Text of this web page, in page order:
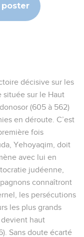
décisive sur les
située sur le Haut
(605 à 562)
en déroute. C’est
fois
Yehoyaqim, doit
avec lui en
judéenne,
connaîtront
les persécutions
les plus grands
devient haut
Sans doute écarté